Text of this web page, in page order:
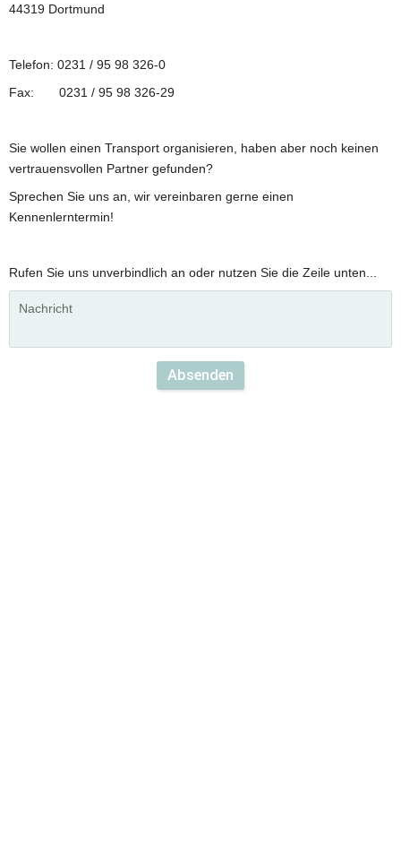
44319 Dortmund
Telefon: 0231 / 95 98 326-0
Fax:       0231 / 95 98 326-29
Sie wollen einen Transport organisieren, haben aber noch keinen
vertrauensvollen Partner gefunden?
Sprechen Sie uns an, wir vereinbaren gerne einen
Kennenlerntermin!
Rufen Sie uns unverbindlich an oder nutzen Sie die Zeile unten...
Absenden